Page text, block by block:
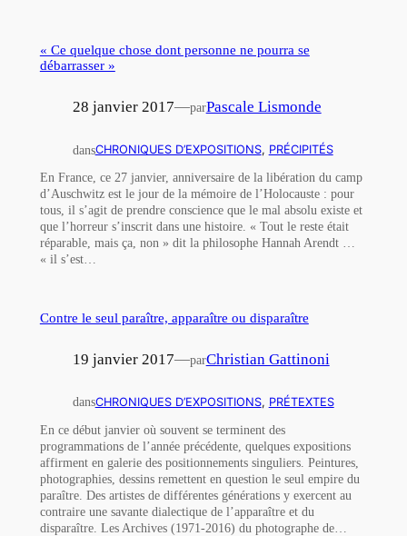
« Ce quelque chose dont personne ne pourra se
débarrasser »
28 janvier 2017—parPascale Lismonde
dansCHRONIQUES D’EXPOSITIONS, PRÉCIPITÉS
En France, ce 27 janvier, anniversaire de la libération du camp
d’Auschwitz est le jour de la mémoire de l’Holocauste : pour
tous, il s’agit de prendre conscience que le mal absolu existe et
que l’horreur s’inscrit dans une histoire. « Tout le reste était
réparable, mais ça, non » dit la philosophe Hannah Arendt …
« il s’est…
Contre le seul paraître, apparaître ou disparaître
19 janvier 2017—parChristian Gattinoni
dansCHRONIQUES D’EXPOSITIONS, PRÉTEXTES
En ce début janvier où souvent se terminent des
programmations de l’année précédente, quelques expositions
affirment en galerie des positionnements singuliers. Peintures,
photographies, dessins remettent en question le seul empire du
paraître. Des artistes de différentes générations y exercent au
contraire une savante dialectique de l’apparaître et du
disparaître. Les Archives (1971-2016) du photographe de…